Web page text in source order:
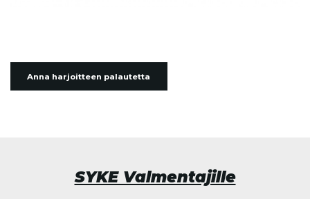
Anna harjoitteen palautetta
SYKE Valmentajille